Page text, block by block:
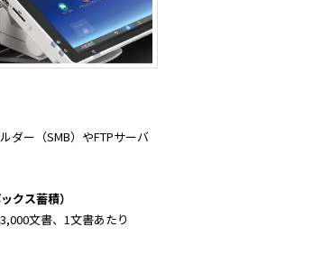
ダー（SMB）やFTPサーバ
クス蓄積）
文書、1文書あたり